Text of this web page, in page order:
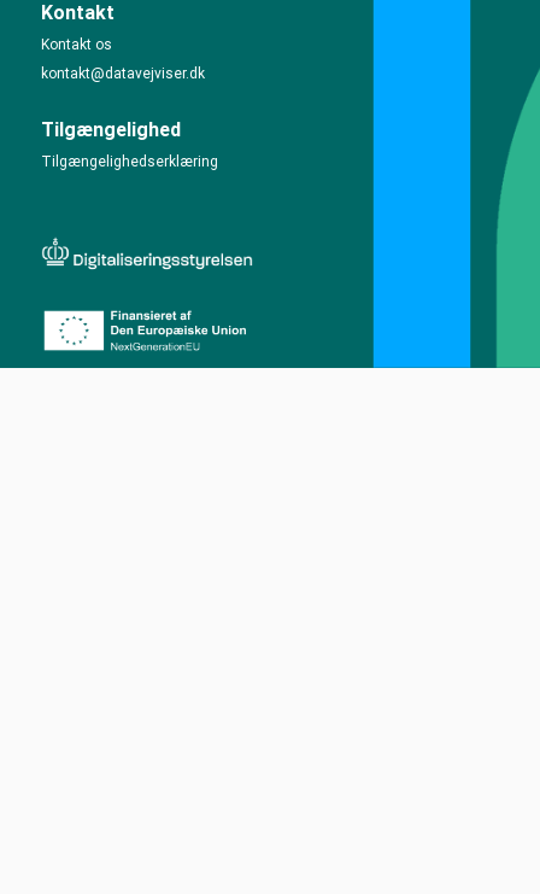
Kontakt
Kontakt os
kontakt@datavejviser.dk
Tilgængelighed
Tilgængelighedserklæring